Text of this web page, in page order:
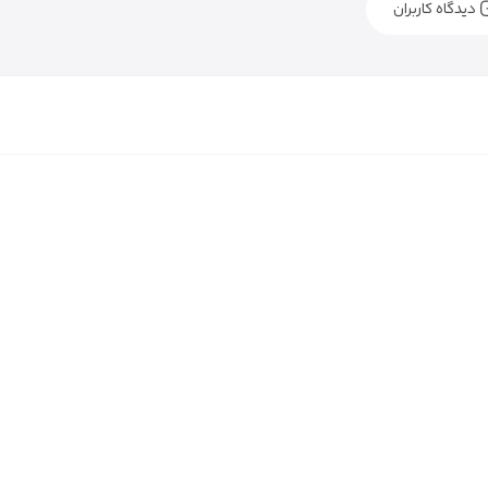
دیدگاه کاربران